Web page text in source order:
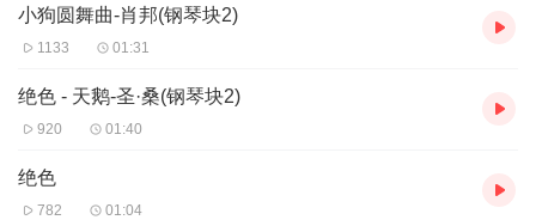
小狗圆舞曲-肖邦(钢琴块2)
1133 01:31
绝色 - 天鹅-圣·桑(钢琴块2)
920 01:40
绝色
782 01:04